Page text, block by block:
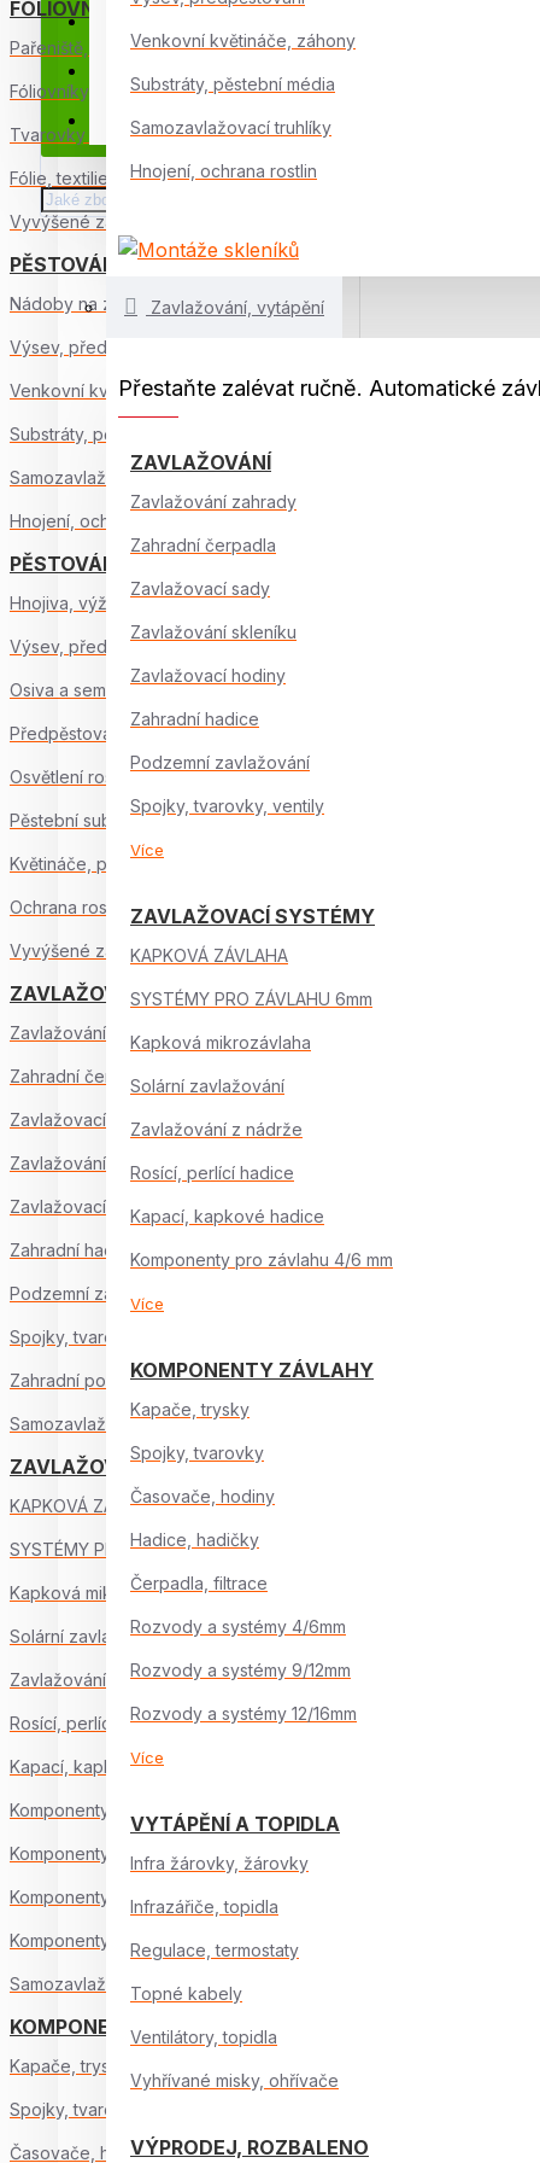
Rady, služby, záruky
Venkovní květináče, záhony
Substráty, pěstební média
Samozavlažovací truhlíky
Hnojení, ochrana rostlin
Zavlažování, vytápění
Přestaňte zalévat ručně. Automatické
ZAVLAŽOVÁNÍ
Zavlažování zahrady
Zahradní čerpadla
Zavlažovací sady
Zavlažování skleníku
Zavlažovací hodiny
Zahradní hadice
Podzemní zavlažování
Spojky, tvarovky, ventily
Více
ZAVLAŽOVACÍ SYSTÉMY
KAPKOVÁ ZÁVLAHA
SYSTÉMY PRO ZÁVLAHU 6mm
Kapková mikrozávlaha
Solární zavlažování
Zavlažování z nádrže
Rosící, perlící hadice
Kapací, kapkové hadice
Komponenty pro závlahu 4/6 mm
Více
KOMPONENTY ZÁVLAHY
Kapače, trysky
Spojky, tvarovky
Časovače, hodiny
Hadice, hadičky
Čerpadla, filtrace
Rozvody a systémy 4/6mm
Rozvody a systémy 9/12mm
Rozvody a systémy 12/16mm
Více
VYTÁPĚNÍ A TOPIDLA
Infra žárovky, žárovky
Infrazářiče, topidla
Regulace, termostaty
Topné kabely
Ventilátory, topidla
Vyhřívané misky, ohřívače
VÝPRODEJ, ROZBALENO
FÓLIOVNÍKY, PAŘENIŠTĚ
Pařeniště, pařníky
Fóliovníky, tunely
Tvarovky a komponenty
Fólie, textilie, pokrytí
Vyvýšené záhony
PĚSTOVÁNÍ NA BALKONĚ
Nádoby na zeleninu
Výsev, předpěstování
Venkovní květináče, záhony
Substráty, pěstební média
Samozavlažovací truhlíky
Hnojení, ochrana rostlin
PĚSTOVÁNÍ ZELENINY
Hnojiva, výživa
Výsev, předpěstování
Osiva a semínka
Předpěstování sadby
Osvětlení rostlin
Pěstební substráty
Květináče, podmisky
Ochrana rostlin
Vyvýšené záhony
ZAVLAŽOVÁNÍ
Zavlažování zahrady
Zahradní čerpadla
Zavlažovací sady
Zavlažování skleníku
Zavlažovací hodiny
Zahradní hadice
Podzemní zavlažování
Spojky, tvarovky, ventily
Zahradní postřikovače
Samozavlažování, ostatní
ZAVLAŽOVACÍ SYSTÉMY
KAPKOVÁ ZÁVLAHA
SYSTÉMY PRO ZÁVLAHU 6mm
Kapková mikrozávlaha
Solární zavlažování
Zavlažování z nádrže
Rosící, perlící hadice
Kapací, kapkové hadice
Komponenty pro závlahu 4/6 mm
Komponenty pro závlahu 9/12 mm
Komponenty pro závlahu 12/16 mm
Komponenty pro závlahu 16/22 mm
Samozavlažování
KOMPONENTY ZÁVLAHY
Kapače, trysky
Spojky, tvarovky
Časovače, hodiny